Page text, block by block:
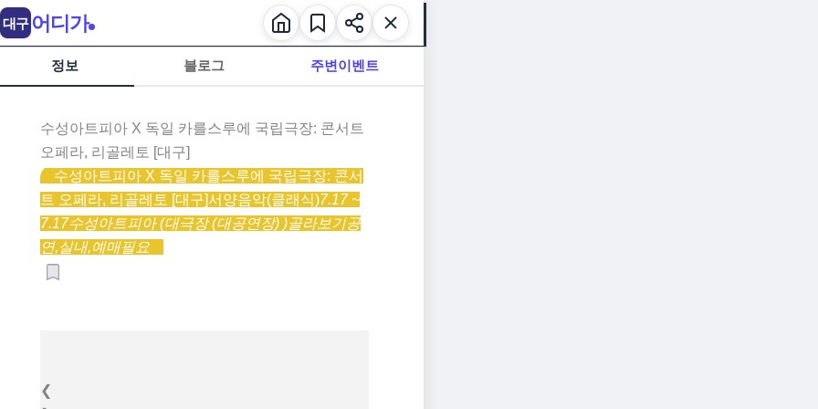
정보 블로그 주변이벤트
수성아트피아 X 독일 카를스루에 국립극장: 콘서트
오페라, 리골레토 [대구]
수성아트피아 X 독일 카를스루에 국립극장: 콘서
트 오페라, 리골레토 [대구]서양음악(클래식)7.17 ~
7.17수성아트피아 (대극장 (대공연장) )골라보기공
연,실내,예매필요
❮
대구 어디가